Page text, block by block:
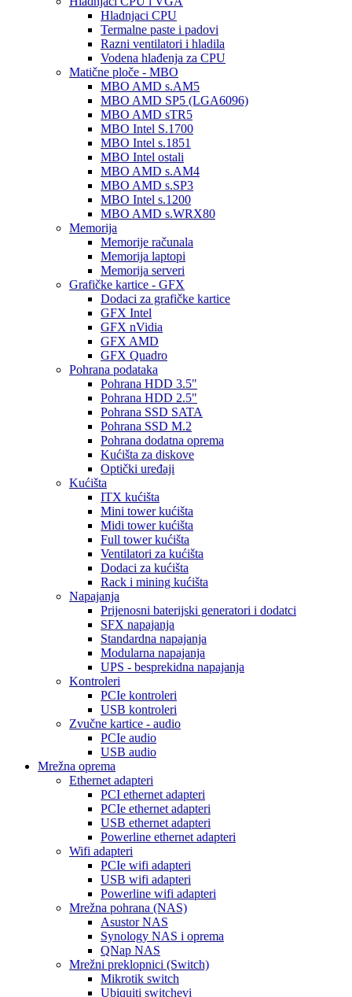
Hladnjaci CPU
Termalne paste i padovi
Razni ventilatori i hladila
Vodena hlađenja za CPU
Matične ploče - MBO
MBO AMD s.AM5
MBO AMD SP5 (LGA6096)
MBO AMD sTR5
MBO Intel S.1700
MBO Intel s.1851
MBO Intel ostali
MBO AMD s.AM4
MBO AMD s.SP3
MBO Intel s.1200
MBO AMD s.WRX80
Memorija
Memorije računala
Memorija laptopi
Memorija serveri
Grafičke kartice - GFX
Dodaci za grafičke kartice
GFX Intel
GFX nVidia
GFX AMD
GFX Quadro
Pohrana podataka
Pohrana HDD 3.5"
Pohrana HDD 2.5"
Pohrana SSD SATA
Pohrana SSD M.2
Pohrana dodatna oprema
Kućišta za diskove
Optički uređaji
Kućišta
ITX kućišta
Mini tower kućišta
Midi tower kućišta
Full tower kućišta
Ventilatori za kućišta
Dodaci za kućišta
Rack i mining kućišta
Napajanja
Prijenosni baterijski generatori i dodatci
SFX napajanja
Standardna napajanja
Modularna napajanja
UPS - besprekidna napajanja
Kontroleri
PCIe kontroleri
USB kontroleri
Zvučne kartice - audio
PCIe audio
USB audio
Mrežna oprema
Ethernet adapteri
PCI ethernet adapteri
PCIe ethernet adapteri
USB ethernet adapteri
Powerline ethernet adapteri
Wifi adapteri
PCIe wifi adapteri
USB wifi adapteri
Powerline wifi adapteri
Mrežna pohrana (NAS)
Asustor NAS
Synology NAS i oprema
QNap NAS
Mrežni preklopnici (Switch)
Mikrotik switch
Ubiquiti switchevi